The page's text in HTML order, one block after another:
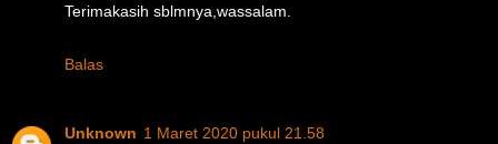
Terimakasih sblmnya,wassalam.
Balas
Unknown 1 Maret 2020 pukul 21.58